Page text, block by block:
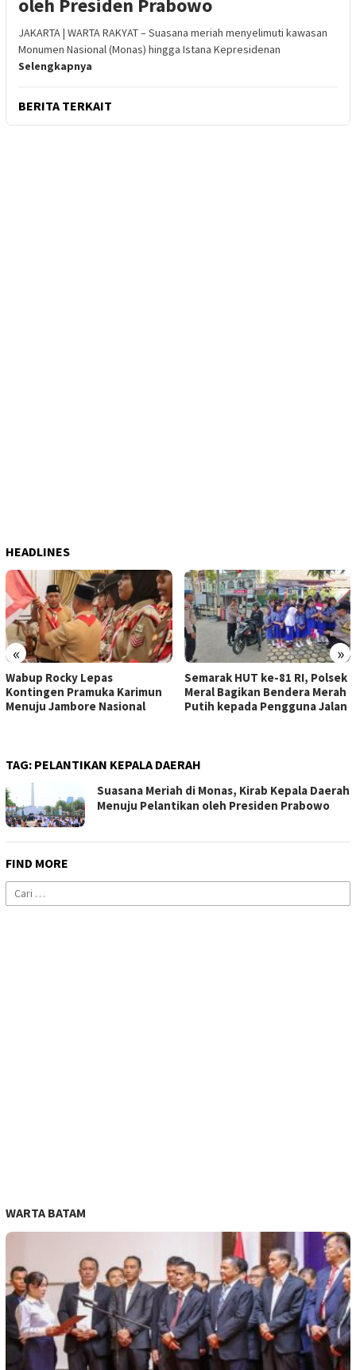
oleh Presiden Prabowo
JAKARTA | WARTA RAKYAT – Suasana meriah menyelimuti kawasan
Monumen Nasional (Monas) hingga Istana Kepresidenan
Selengkapnya
BERITA TERKAIT
HEADLINES
« »
Wabup Rocky Lepas
Kontingen Pramuka Karimun
Menuju Jambore Nasional
Semarak HUT ke-81 RI, Polsek
Meral Bagikan Bendera Merah
Putih kepada Pengguna Jalan
TAG: PELANTIKAN KEPALA DAERAH
Suasana Meriah di Monas, Kirab Kepala Daerah
Menuju Pelantikan oleh Presiden Prabowo
FIND MORE
Cari
untuk:
WARTA BATAM